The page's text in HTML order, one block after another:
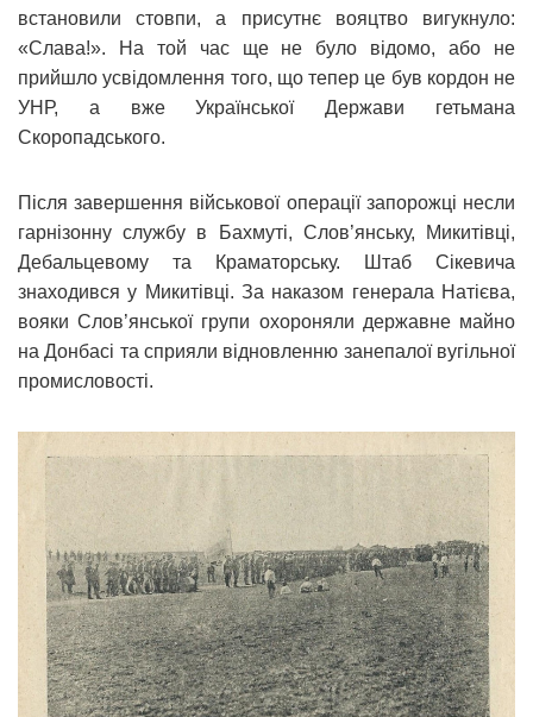
встановили стовпи, а присутнє вояцтво вигукнуло:
«Слава!». На той час ще не було відомо, або не
прийшло усвідомлення того, що тепер це був кордон не
УНР, а вже Української Держави гетьмана
Скоропадського.
Після завершення військової операції запорожці несли
гарнізонну службу в Бахмуті, Слов’янську, Микитівці,
Дебальцевому та Краматорську. Штаб Сікевича
знаходився у Микитівці. За наказом генерала Натієва,
вояки Слов’янської групи охороняли державне майно
на Донбасі та сприяли відновленню занепалої вугільної
промисловості.